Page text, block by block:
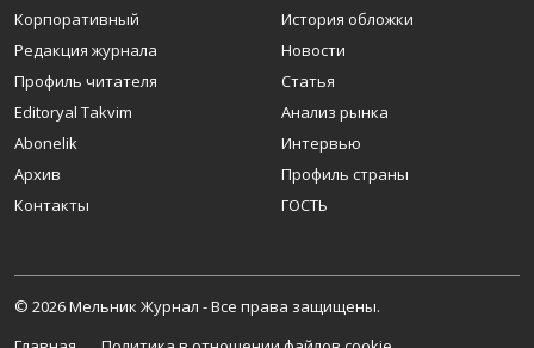
Корпоративный
Редакция журнала
Профиль читателя
Editoryal Takvim
Abonelik
Архив
Контакты
История обложки
Новости
Статья
Анализ рынка
Интервью
Профиль страны
ГОСТЬ
© 2026 Мельник Журнал - Все права защищены.